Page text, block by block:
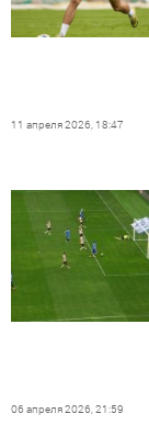
11 апреля 2026, 18:47
06 апреля 2026, 21:59